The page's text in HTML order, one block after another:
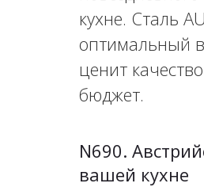
кухне. Сталь
оптимальный
ценит
бюджет.
N690.
вашей кухне